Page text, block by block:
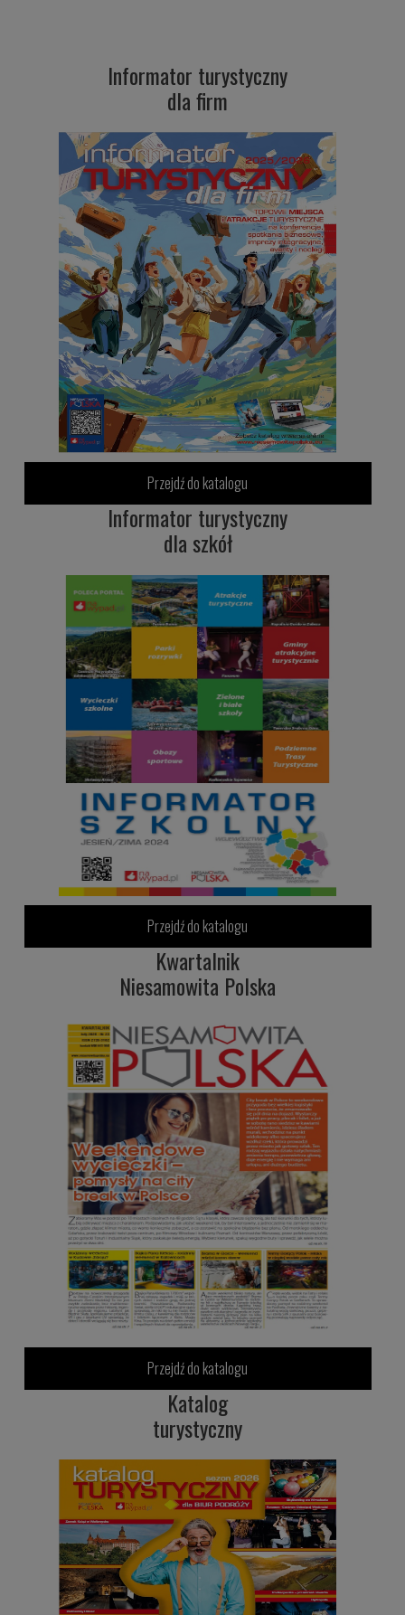
Informator turystyczny
dla firm
Przejdź do katalogu
Informator turystyczny
dla szkół
Przejdź do katalogu
Kwartalnik
Niesamowita Polska
Przejdź do katalogu
Katalog
turystyczny